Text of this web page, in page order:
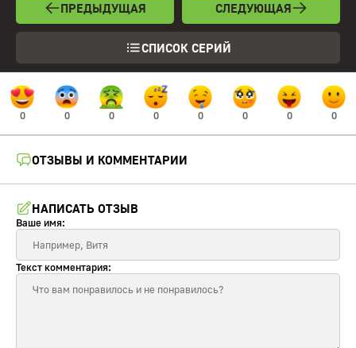
ПРЕДЫДУЩАЯ
СПИСОК СЕРИЙ
СЛЕДУЮЩАЯ
0 0 0 0 0 0 0 0
ОТЗЫВЫ И КОММЕНТАРИИ
НАПИСАТЬ ОТЗЫВ
Ваше имя:
Текст комментария: